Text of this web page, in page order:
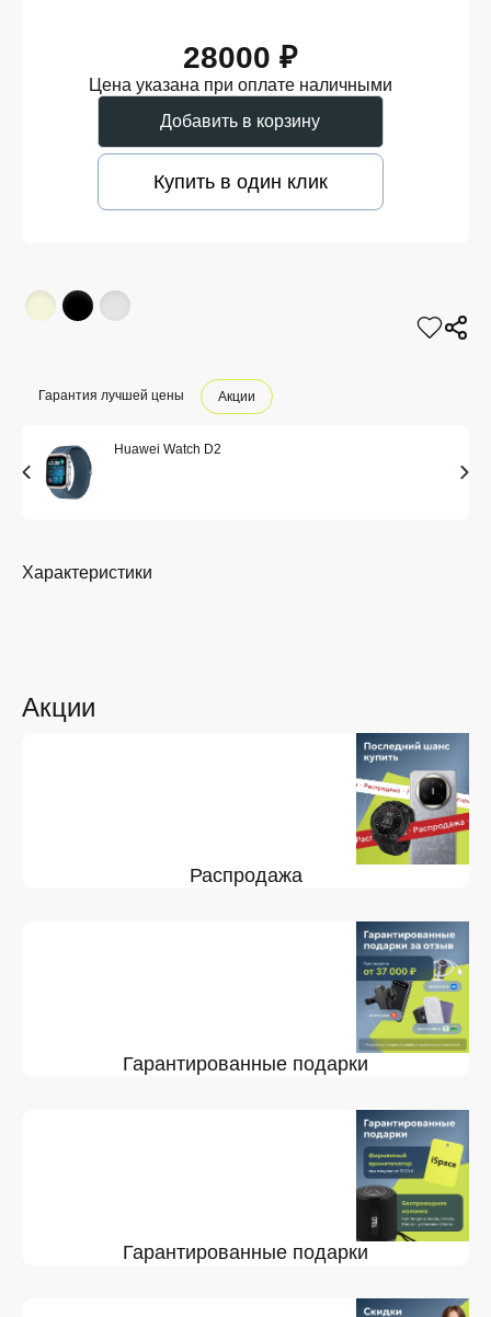
28000 ₽
Цена указана при оплате наличными
Добавить в корзину
Купить в один клик
Гарантия лучшей цены Акции
Huawei Watch D2
Акции
Распродажа
Гарантированные подарки
Гарантированные подарки
Характеристики